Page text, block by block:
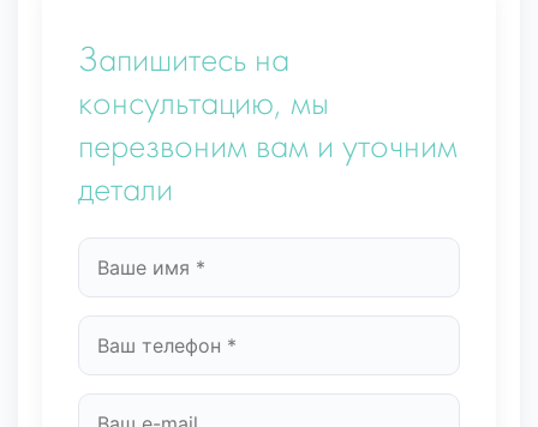
Запишитесь на
консультацию, мы
перезвоним вам и уточним
детали